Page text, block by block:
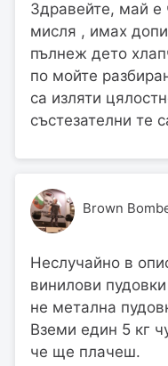
Здравейте, май е
мисля , имах
пълнеж дето
по мойте
са изляти
състезателни те
Brown
Неслучайно в
винилови
не метална
Вземи един 5 кг
че ще плачеш.